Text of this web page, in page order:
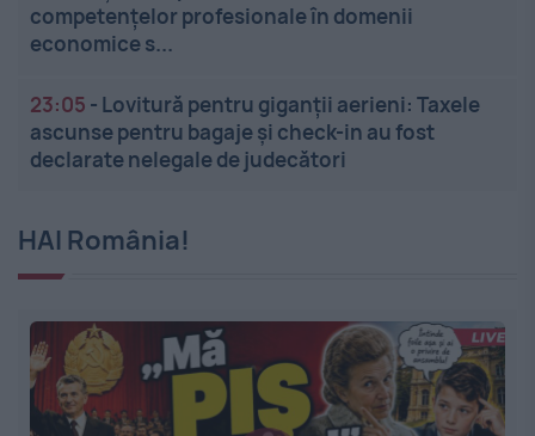
competențelor profesionale în domenii
economice s...
23:05 - Lovitură pentru giganții aerieni: Taxele
ascunse pentru bagaje și check-in au fost
declarate nelegale de judecători
HAI România!